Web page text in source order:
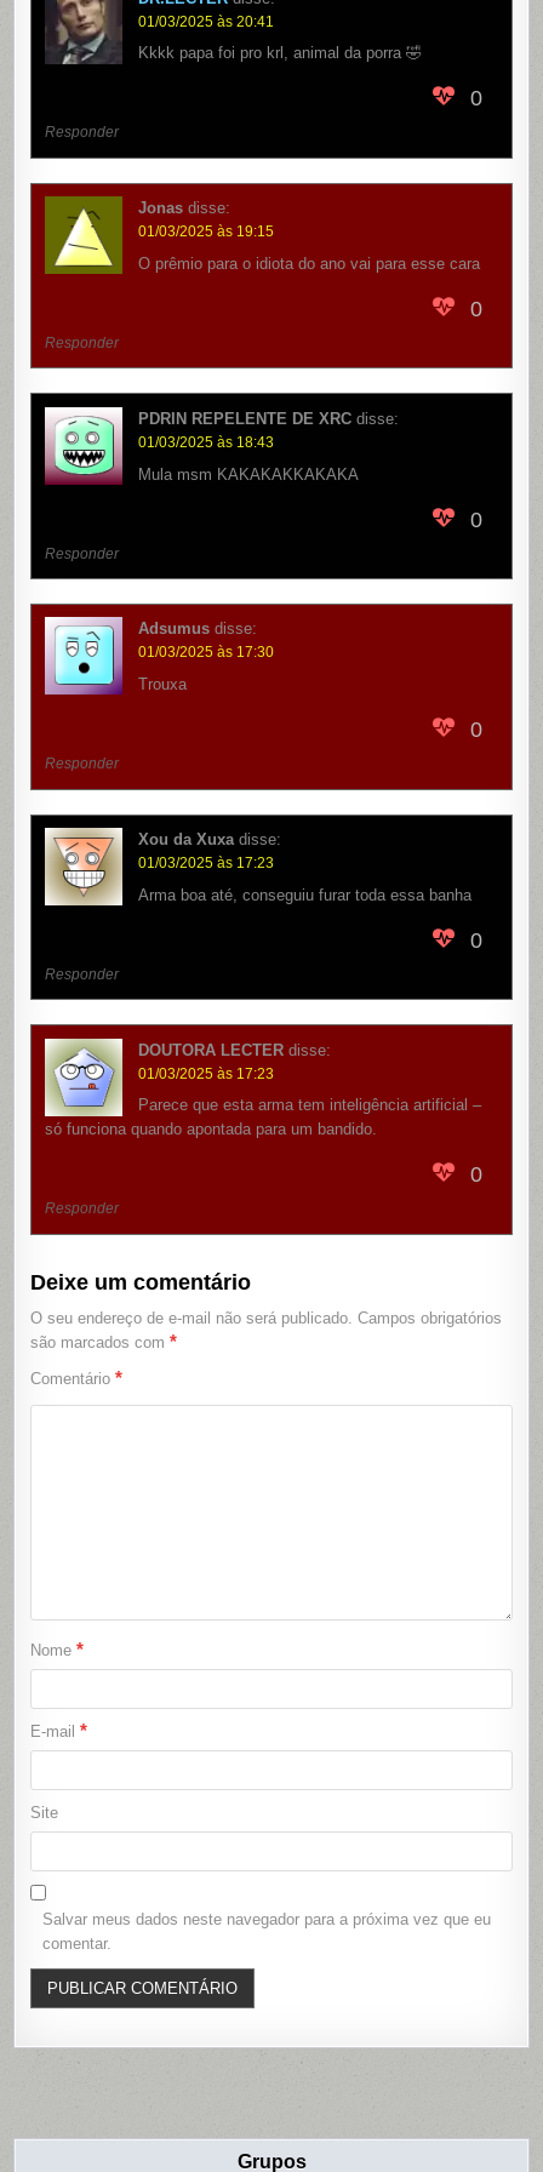
01/03/2025 às 20:41
Kkkk papa foi pro krl, animal da porra 🤣
0
Responder
Jonas disse:
01/03/2025 às 19:15
O prêmio para o idiota do ano vai para esse cara
0
Responder
PDRIN REPELENTE DE XRC disse:
01/03/2025 às 18:43
Mula msm KAKAKAKKAKAKA
0
Responder
Adsumus disse:
01/03/2025 às 17:30
Trouxa
0
Responder
Xou da Xuxa disse:
01/03/2025 às 17:23
Arma boa até, conseguiu furar toda essa banha
0
Responder
DOUTORA LECTER disse:
01/03/2025 às 17:23
Parece que esta arma tem inteligência artificial –
só funciona quando apontada para um bandido.
0
Responder
Deixe um comentário
O seu endereço de e-mail não será publicado. Campos obrigatórios
são marcados com*
Comentário*
Nome*
E-mail*
Site
Salvar meus dados neste navegador para a próxima vez que eu
comentar.
Grupos